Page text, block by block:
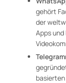
gehört
der
Apps